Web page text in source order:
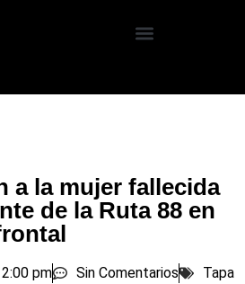
a la mujer fallecida
de la Ruta 88 en
pm Sin Comentarios Tapa